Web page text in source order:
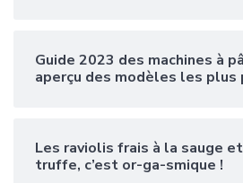
Guide 2023 des machines à
aperçu des modèles les plus
Les raviolis frais à la sauge
truffe, c’est or-ga-smique !